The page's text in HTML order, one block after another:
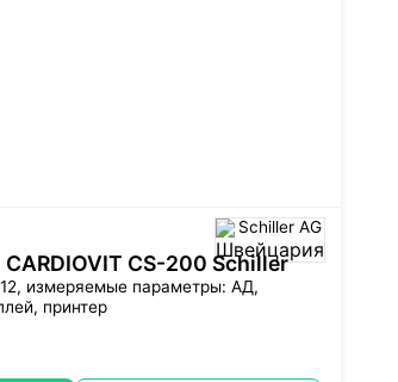
Schiller AG
CS-200 Schiller
измеряемые параметры: АД,
принтер